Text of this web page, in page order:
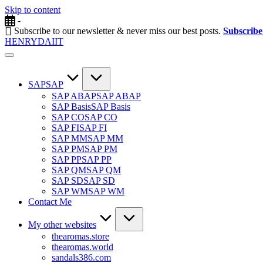
Skip to content
-
Subscribe to our newsletter & never miss our best posts.
HENRYDAIIT
SAPSAP
SAP ABAPSAP ABAP
SAP BasisSAP Basis
SAP COSAP CO
SAP FISAP FI
SAP MMSAP MM
SAP PMSAP PM
SAP PPSAP PP
SAP QMSAP QM
SAP SDSAP SD
SAP WMSAP WM
Contact Me
My other websites
thearomas.store
thearomas.world
sandals386.com